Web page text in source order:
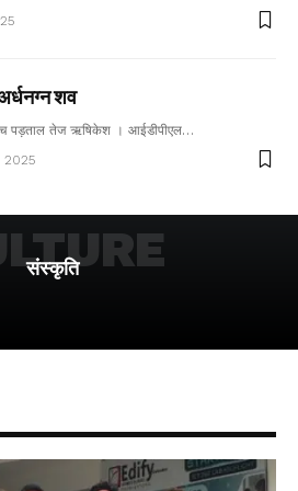
शव
पड़ताल तेज ऋषिकेश । आईडीपीएल…
2025
संस्कृति